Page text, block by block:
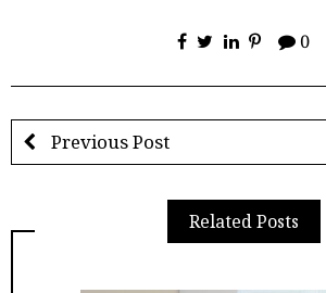
0
Previous Post
Related Posts